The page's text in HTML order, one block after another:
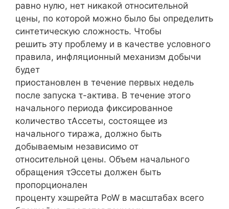
равно нулю, нет никакой относительной
цены, по которой можно было бы определить
синтетическую сложность. Чтобы
решить эту проблему и в качестве условного
правила, инфляционный механизм добычи
будет
приостановлен в течение первых недель
после запуска τ-актива. В течение этого
начального периода фиксированное
количество τАссеты, состоящее из
начального тиража, должно быть
добываемым независимо от
относительной цены. Объем начального
обращения τЭссеты должен быть
пропорционален
проценту хэшрейта PoW в масштабах всего